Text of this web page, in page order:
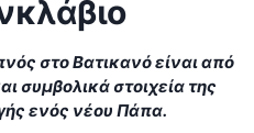
στο Βατικανό είναι από
συμβολικά στοιχεία της
ενός νέου Πάπα.